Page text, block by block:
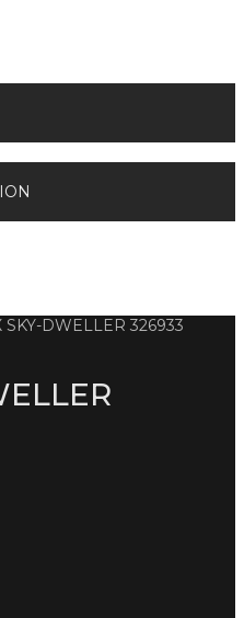
SKY-DWELLER 326933